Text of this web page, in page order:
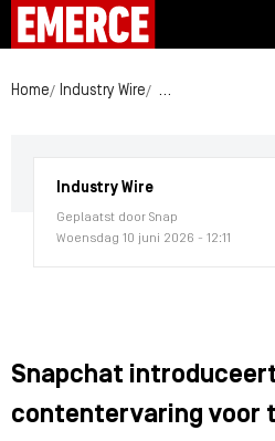
Home Industry Wire Snapchat
Industry Wire
Geplaatst door Snap
Woensdag 10 juni 2026 - 12:11
Snapchat
contentervaring voor